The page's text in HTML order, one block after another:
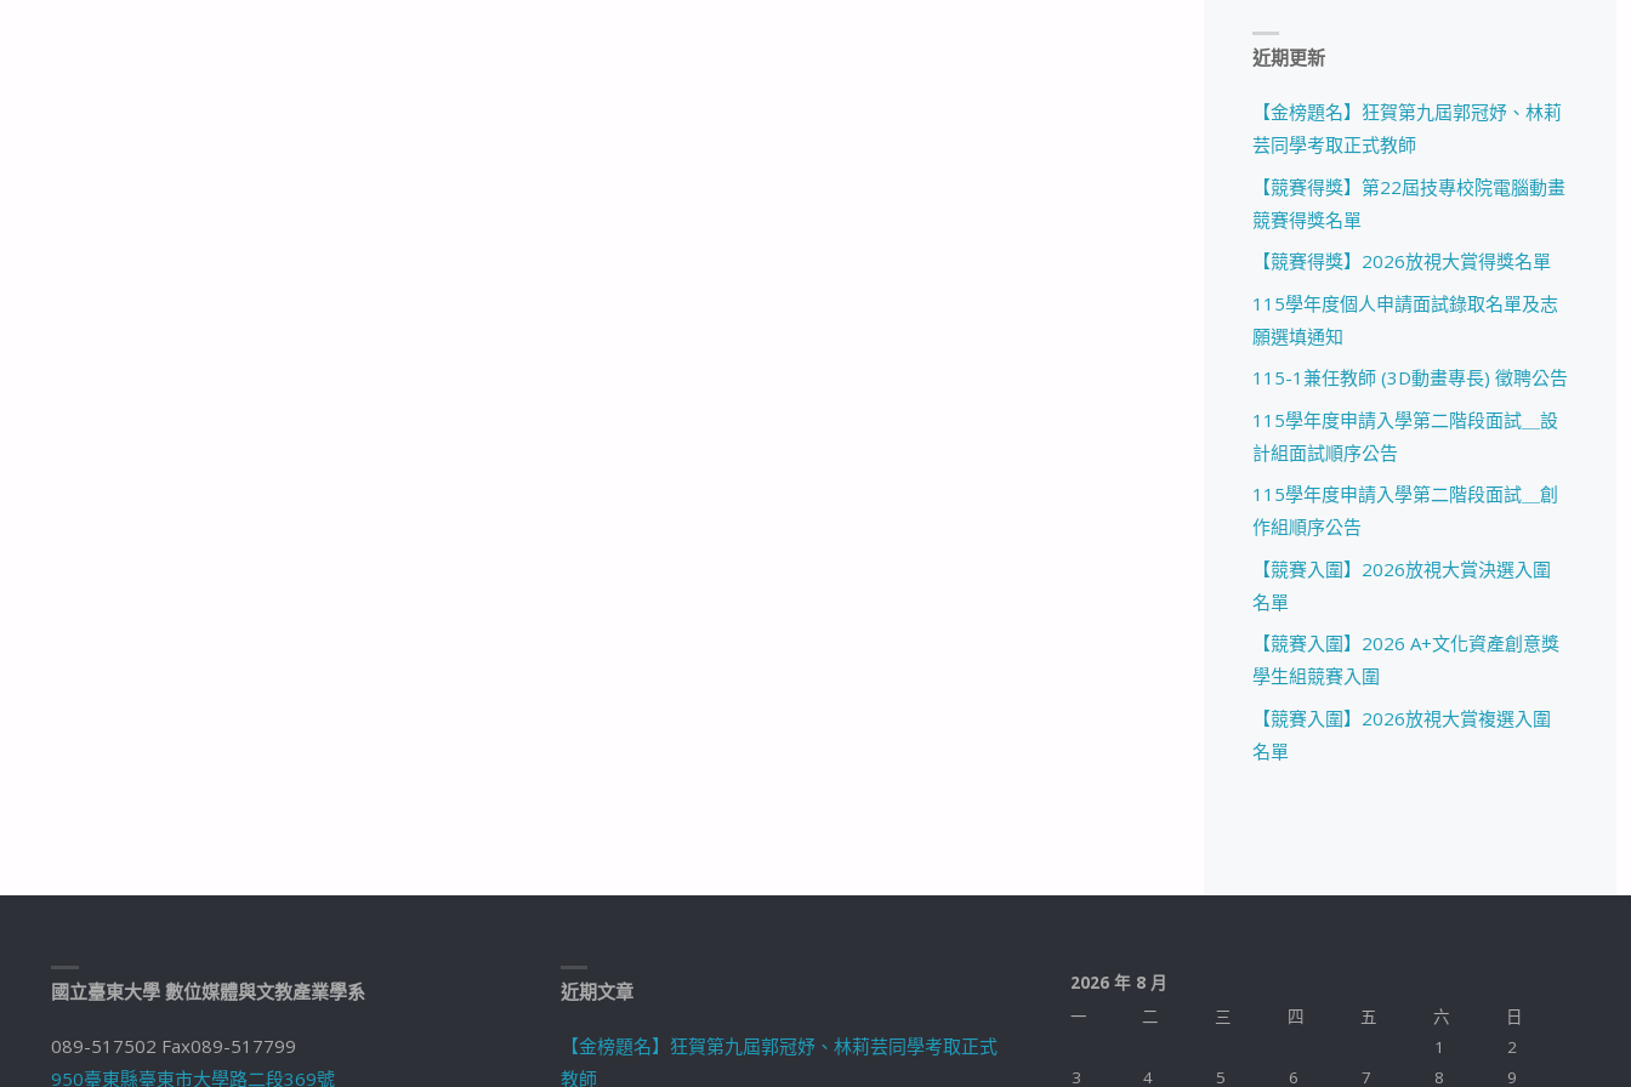
近期更新
【金榜題名】狂賀第九屆郭冠妤、林莉
芸同學考取正式教師
【競賽得獎】第22屆技專校院電腦動畫
競賽得獎名單
【競賽得獎】2026放視大賞得獎名單
115學年度個人申請面試錄取名單及志
願選填通知
115-1兼任教師 (3D動畫專長) 徵聘公告
115學年度申請入學第二階段面試＿設
計組面試順序公告
115學年度申請入學第二階段面試＿創
作組順序公告
【競賽入圍】2026放視大賞決選入圍
名單
【競賽入圍】2026 A+文化資產創意獎
學生組競賽入圍
【競賽入圍】2026放視大賞複選入圍
名單
國立臺東大學 數位媒體與文教產業學系
089-517502 Fax089-517799
950臺東縣臺東市大學路二段369號
近期文章
【金榜題名】狂賀第九屆郭冠妤、林莉芸同學考取正式
教師
2026 年 8 月
一
二 三 四 五 六
日
1
2
3
4 5 6 7 8 9